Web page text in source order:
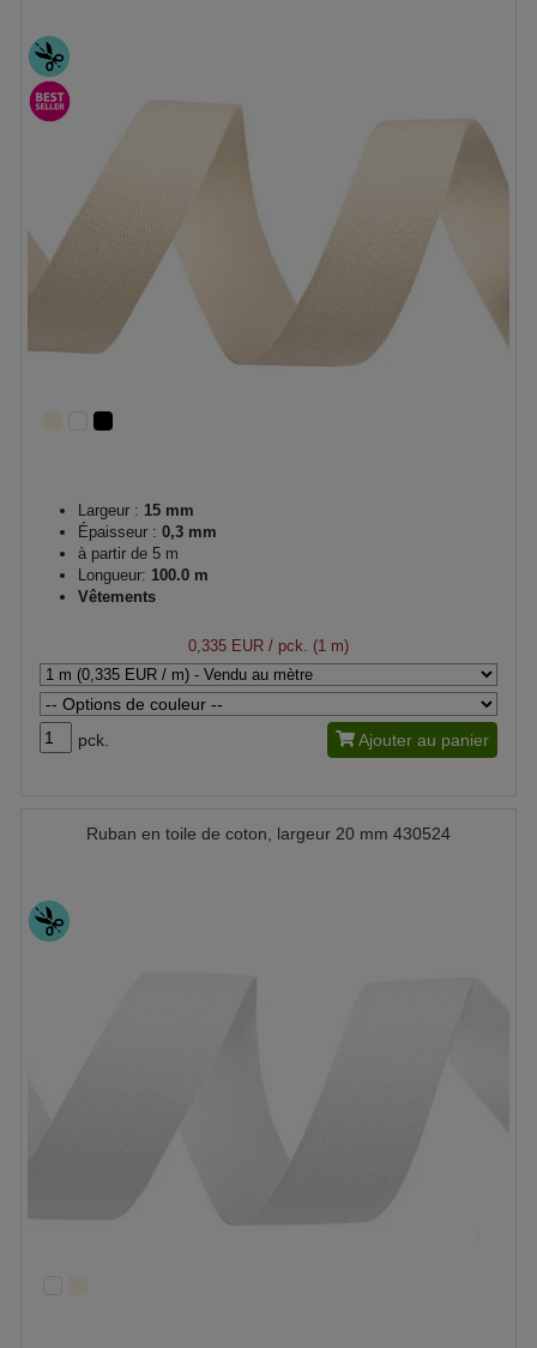
Largeur : 15 mm
Épaisseur : 0,3 mm
à partir de 5 m
Longueur: 100.0 m
Vêtements
0,335 EUR / pck. (1 m)
pck. Ajouter au panier
Ruban en toile de coton, largeur 20 mm 430524